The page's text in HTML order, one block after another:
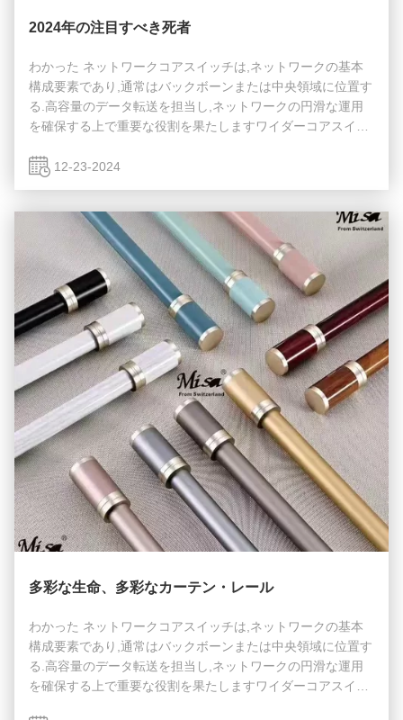
2024年の注目すべき死者
わかった ネットワークコアスイッチは,ネットワークの基本
構成要素であり,通常はバックボーンまたは中央領域に位置す
る.高容量のデータ転送を担当し,ネットワークの円滑な運用
を確保する上で重要な役割を果たしますワイダーコアスイッ
トへのゲートウェイとして機能し,ルーターを通じてサーバ
フィックを処理するには,コアレイヤスイッチは大きなパワー
と容量を持つ必要があります. そのため,迅速で完全な管理ス
イッチであることが重要です. ...
12-23-2024
多彩な生命、多彩なカーテン・レール
わかった ネットワークコアスイッチは,ネットワークの基本
構成要素であり,通常はバックボーンまたは中央領域に位置す
る.高容量のデータ転送を担当し,ネットワークの円滑な運用
を確保する上で重要な役割を果たしますワイダーコアスイッ